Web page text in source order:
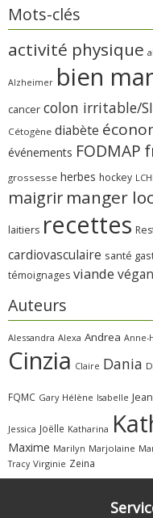
Mots-clés
activité physique
Alzheimer bien
cancer colon irritable/
Cétogène diabète
événements FODMAP
grossesse herbes hockey
maigrir manger
laitiers recettes
cardiovasculaire santé
témoignages viande
Auteurs
Alessandra Alexa Andrea Anne-
Cinzia Claire Dania
FQMC Gary Hélène Isabelle
Jessica Joëlle Katharina
Maxime Marilyn Marjolaine
Tracy Virginie Zeina